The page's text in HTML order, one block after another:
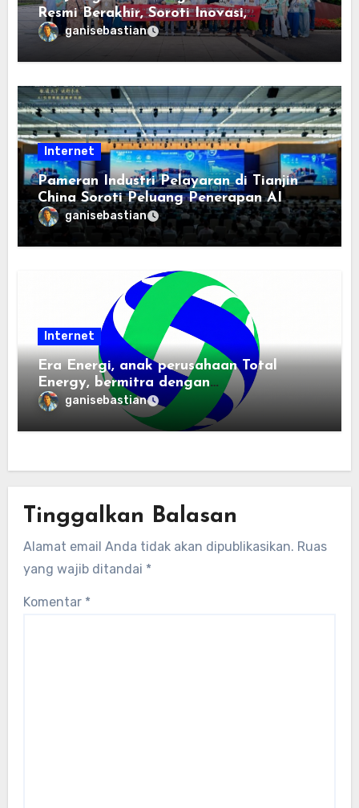
Resmi Berakhir, Soroti Inovasi,
Keterbukaan, dan Pembangunan
Berorientasi pada Masyarakat
ganisebastian
Internet
Pameran Industri Pelayaran di Tianjin
China Soroti Peluang Penerapan AI
ganisebastian
Internet
Era Energi, anak perusahaan Total
Energy, bermitra dengan
Zhuochuangtong untuk mempercepat
transisi energi Indonesia — raksasa
energi global bergabung dengan tim
terbarukan dan infrastruktur listrik
ganisebastian
Tinggalkan Balasan
Alamat email Anda tidak akan dipublikasikan. Ruas
yang wajib ditandai *
Komentar *